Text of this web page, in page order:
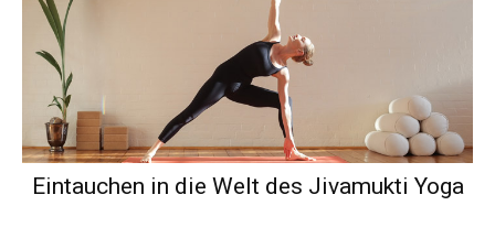
Eintauchen in die Welt des Jivamukti Yoga